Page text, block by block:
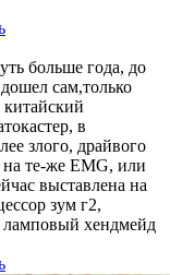
больше года, до
сам,только
в
злого, драйвого
те-же EMG, или
выставлена на
зум г2,
ламповый хендмейд